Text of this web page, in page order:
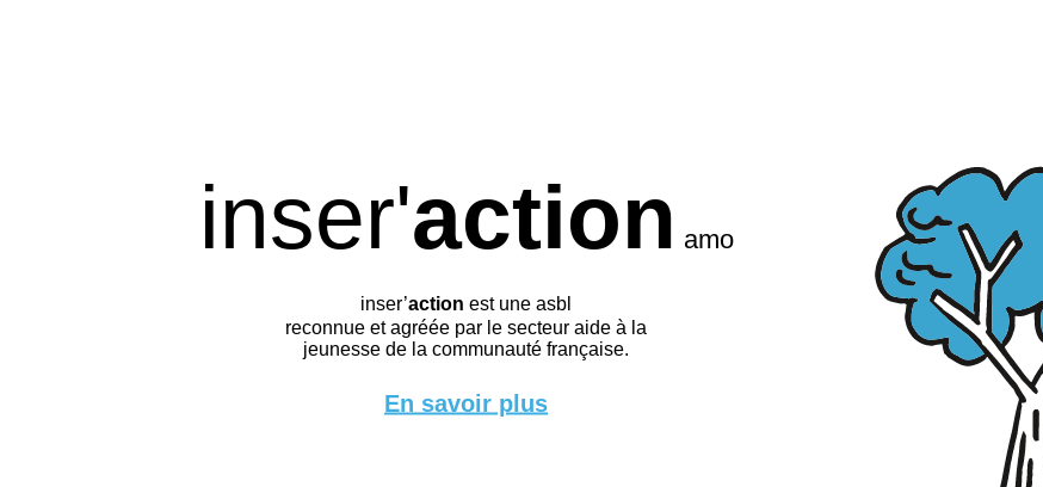
inser'action amo
inser’action est une asbl
reconnue et agréée par le secteur aide à la
jeunesse de la communauté française.
En savoir plus